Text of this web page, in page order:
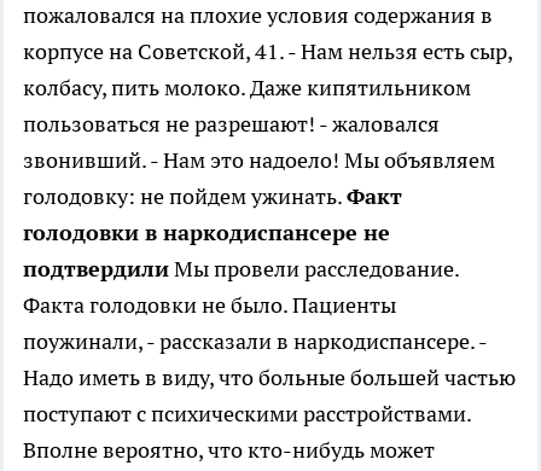
пожаловался на плохие условия содержания в
корпусе на Советской, 41.- Нам нельзя есть сыр,
колбасу, пить молоко. Даже кипятильником
пользоваться не разрешают! - жаловался
звонивший. - Нам это надоело! Мы объявляем
голодовку: не пойдем ужинать.Факт
голодовки в наркодиспансере не
подтвердилиМы провели расследование.
Факта голодовки не было. Пациенты
поужинали, - рассказали в наркодиспансере. -
Надо иметь в виду, что больные большей частью
поступают с психическими расстройствами.
Вполне вероятно, что кто-нибудь может